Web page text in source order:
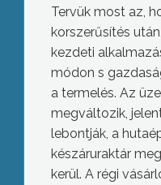
Tervük most az,
korszerűsítés
kezdeti
módon s
a termelés. Az
megváltozik,
lebontják, a
készáruraktár
kerül. A régi